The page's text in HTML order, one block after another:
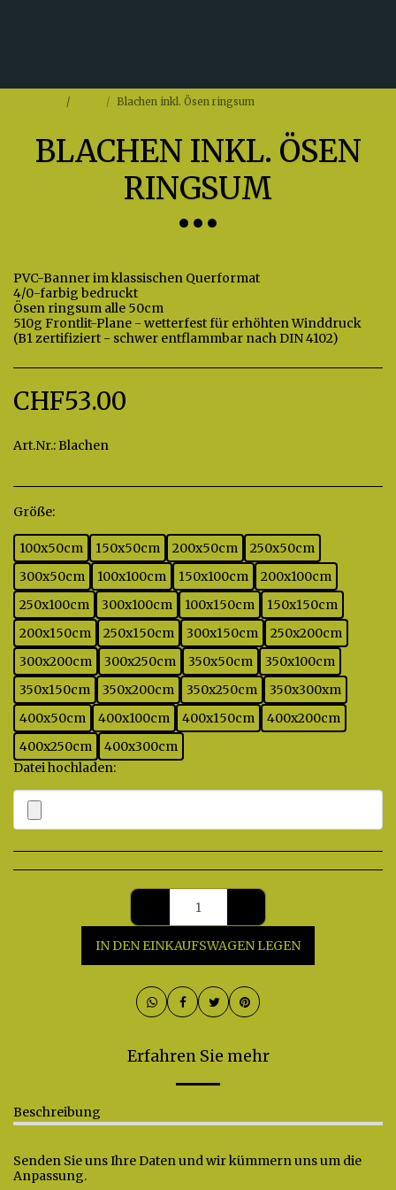
Blachen inkl. Ösen ringsum
BLACHEN INKL. ÖSEN
RINGSUM
PVC-Banner im klassischen Querformat
4/0-farbig bedruckt
Ösen ringsum alle 50cm
510g Frontlit-Plane - wetterfest für erhöhten Winddruck
(B1 zertifiziert - schwer entflammbar nach DIN 4102)
CHF53.00
Art.Nr.:Blachen
Größe:
100x50cm 150x50cm 200x50cm
250x50cm
300x50cm
100x100cm 150x100cm
200x100cm
250x100cm
300x100cm 100x150cm
150x150cm
200x150cm
250x150cm 300x150cm
250x200cm
300x200cm
300x250cm 350x50cm
350x100cm
350x150cm
350x200cm 350x250cm
350x300xm
400x50cm
400x100cm 400x150cm
400x200cm
400x250cm
400x300cm
Datei hochladen:
IN DEN EINKAUFSWAGEN LEGEN
Erfahren Sie mehr
Beschreibung
Senden Sie uns Ihre Daten und wir kümmern uns um die
Anpassung.